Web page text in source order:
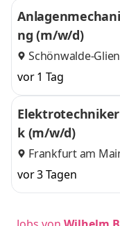
ng (m/w/d)
Schönwalde-
vor 1 Tag
k (m/w/d)
Frankfurt am
vor 3 Tagen